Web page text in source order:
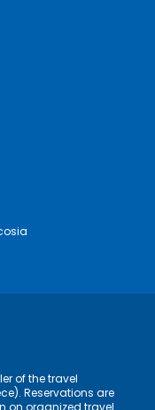
of the travel
Reservations are
on organized travel